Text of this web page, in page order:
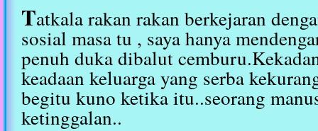
Tatkala rakan rakan berkejaran
sosial masa tu , saya hanya
penuh duka dibalut
keadaan keluarga yang serba
begitu kuno ketika itu..seorang
ketinggalan..